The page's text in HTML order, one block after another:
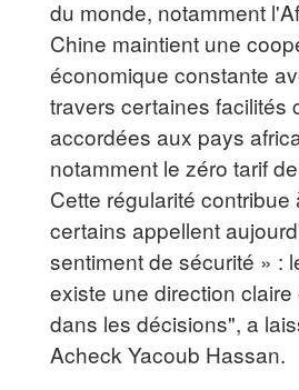
du monde, notamment
Chine maintient une
économique constante
travers certaines facilités
accordées aux pays
notamment le zéro tarif
Cette régularité contribue
certains appellent
sentiment de sécurité » :
existe une direction
dans les décisions", a
Acheck Yacoub Hassan.